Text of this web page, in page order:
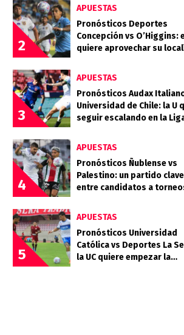
2
APUESTAS
Pronósticos Deportes
Concepción vs O’Higgins:
quiere aprovechar su
3
APUESTAS
Pronósticos Audax
Universidad de Chile: la U
seguir escalando en la
4
APUESTAS
Pronósticos Ñublense vs
Palestino: un partido clave
entre candidatos a
5
APUESTAS
Pronósticos Universidad
Católica vs Deportes La
la UC quiere empezar la